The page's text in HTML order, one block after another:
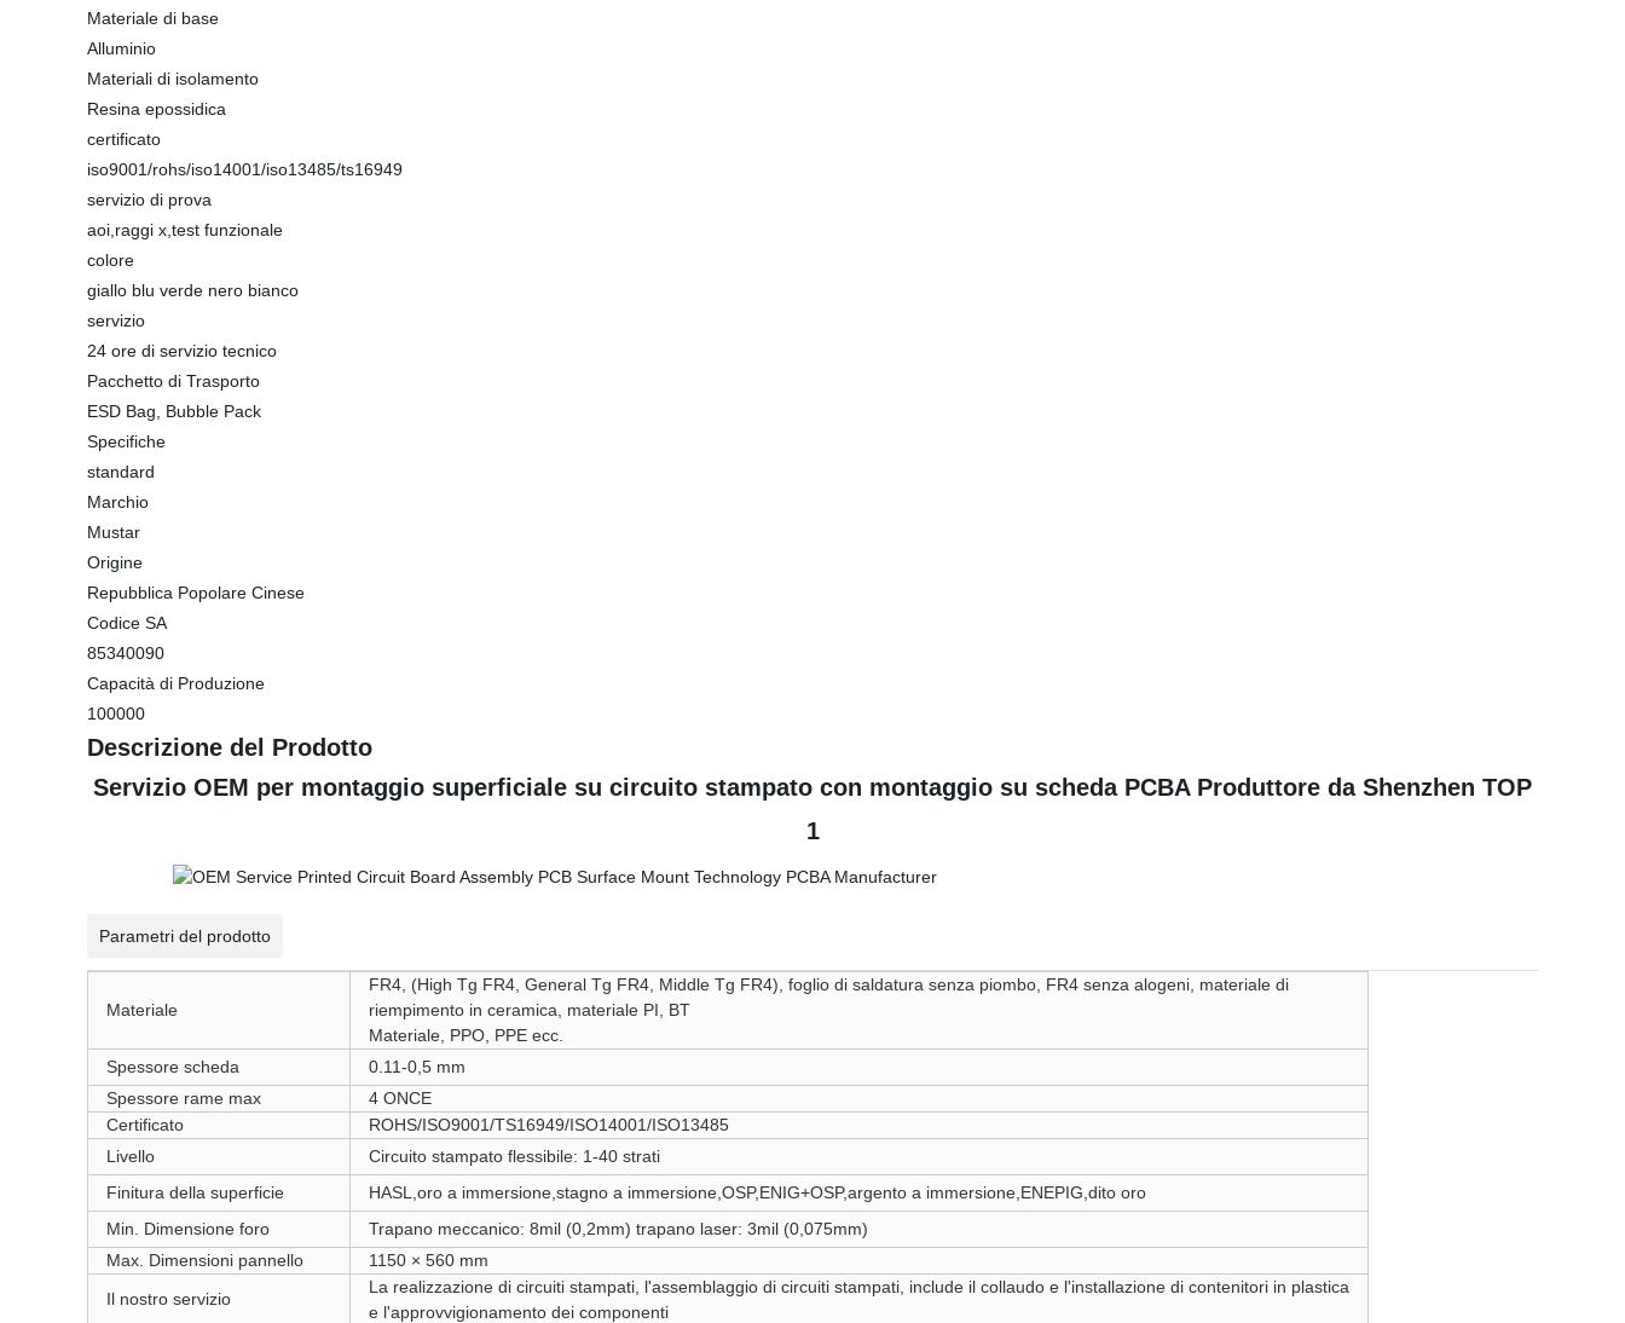
Materiale di base
Alluminio
Materiali di isolamento
Resina epossidica
certificato
iso9001/rohs/iso14001/iso13485/ts16949
servizio di prova
aoi,raggi x,test funzionale
colore
giallo blu verde nero bianco
servizio
24 ore di servizio tecnico
Pacchetto di Trasporto
ESD Bag, Bubble Pack
Specifiche
standard
Marchio
Mustar
Origine
Repubblica Popolare Cinese
Codice SA
85340090
Capacità di Produzione
100000
Descrizione del Prodotto
Servizio OEM per montaggio superficiale su circuito stampato con montaggio su scheda PCBA Produttore da Shenzhen TOP
1
Parametri del prodotto
Materiale
FR4, (High Tg FR4, General Tg FR4, Middle Tg FR4), foglio di saldatura senza piombo, FR4 senza alogeni, materiale di
riempimento in ceramica, materiale PI, BT
Materiale, PPO, PPE ecc.
Spessore scheda
0.11-0,5 mm
Spessore rame max
4 ONCE
Certificato
ROHS/ISO9001/TS16949/ISO14001/ISO13485
Livello
Circuito stampato flessibile: 1-40 strati
Finitura della superficie
HASL,oro a immersione,stagno a immersione,OSP,ENIG+OSP,argento a immersione,ENEPIG,dito oro
Min. Dimensione foro
Trapano meccanico: 8mil (0,2mm) trapano laser: 3mil (0,075mm)
Max. Dimensioni pannello
1150 × 560 mm
Il nostro servizio
La realizzazione di circuiti stampati, l'assemblaggio di circuiti stampati, include il collaudo e l'installazione di contenitori in plastica
e l'approvvigionamento dei componenti